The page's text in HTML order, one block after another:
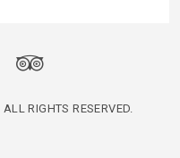
RIGHTS RESERVED.